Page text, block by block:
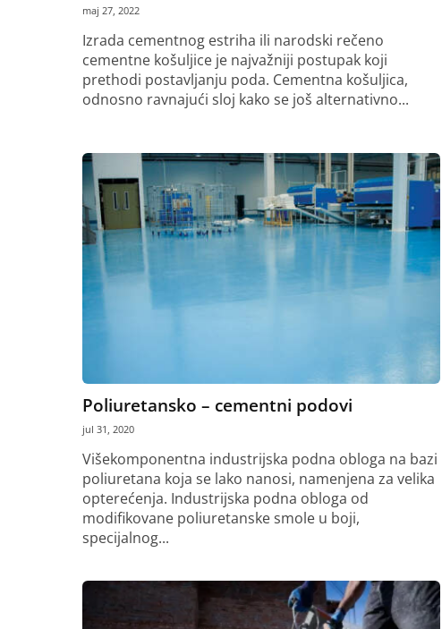
maj 27, 2022
Izrada cementnog estriha ili narodski rečeno
cementne košuljice je najvažniji postupak koji
prethodi postavljanju poda. Cementna košuljica,
odnosno ravnajući sloj kako se još alternativno...
Poliuretansko – cementni podovi
jul 31, 2020
Višekomponentna industrijska podna obloga na bazi
poliuretana koja se lako nanosi, namenjena za velika
opterećenja. Industrijska podna obloga od
modifikovane poliuretanske smole u boji,
specijalnog...